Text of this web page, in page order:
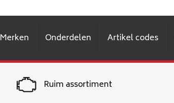
Merken Onderdelen Artikel codes
Ruim assortiment